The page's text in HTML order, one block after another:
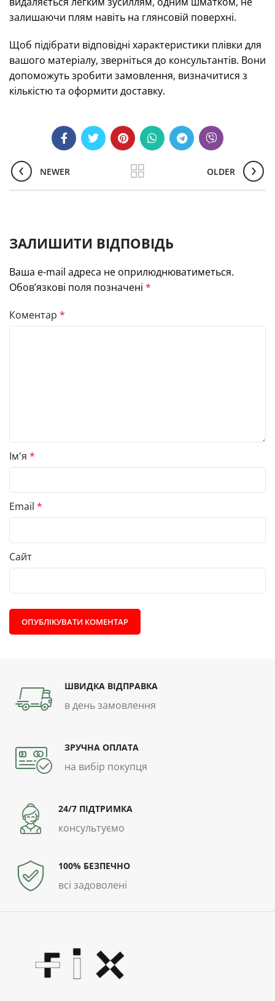
залишаючи плям навіть на глянсовій поверхні.
Щоб підібрати відповідні характеристики плівки для
вашого матеріалу, зверніться до консультантів. Вони
допоможуть зробити замовлення, визначитися з
кількістю та оформити доставку.
NEWER OLDER
ЗАЛИШИТИ ВІДПОВІДЬ
Ваша e-mail адреса не оприлюднюватиметься.
Обов’язкові поля позначені *
Коментар *
Ім'я *
Email *
Сайт
ШВИДКА ВІДПРАВКА
в день замовлення
ЗРУЧНА ОПЛАТА
на вибір покупця
24/7 ПІДТРИМКА
консультуємо
100% БЕЗПЕЧНО
всі задоволені